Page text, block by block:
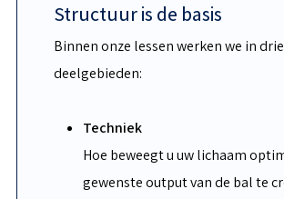
Structuur is de basis
Binnen onze lessen werken we in drie
deelgebieden:
Techniek
Hoe beweegt u uw lichaam
gewenste output van de bal te